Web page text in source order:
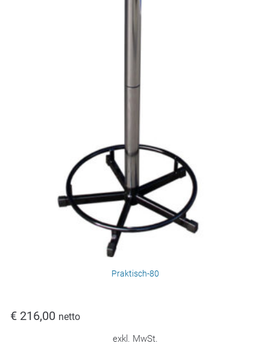
Praktisch-80
€ 216,00 netto
exkl. MwSt.